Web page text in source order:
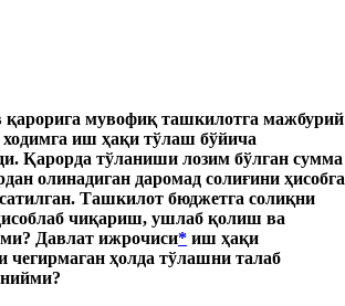
қарорига мувофиқ ташкилотга мажбурий
ходимга иш ҳақи тўлаш бўйича
Қарорда тўланиши лозим бўлган сумма
олинадиган даромад солиғини ҳисобга
Ташкилот бюджетга солиқни
чиқариш, ушлаб қолиш ва
Давлат ижрочиси* иш ҳақи
чегирмаган ҳолда тўлашни талаб
?